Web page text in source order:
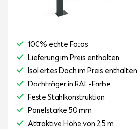
100% echte Fotos
Lieferung im Preis enthalten
Isoliertes Dach im Preis enthalten
Dachträger in RAL-Farbe
Feste Stahlkonstruktion
Panelstärke 50 mm
Attraktive Höhe von 2,5 m